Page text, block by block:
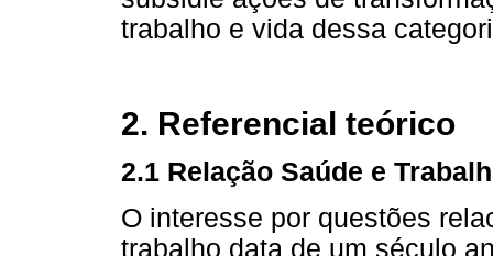
trabalho e vida dessa
2. Referencial teórico
2.1 Relação Saúde e
O interesse por questões
trabalho data de um século